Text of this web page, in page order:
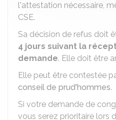
l'attestation nécessaire,
CSE.
Sa décision de refus doit
4 jours suivant la
demande. Elle doit être
Elle peut être contestée
conseil de prud'hommes.
Si votre demande de
vous serez prioritaire lors